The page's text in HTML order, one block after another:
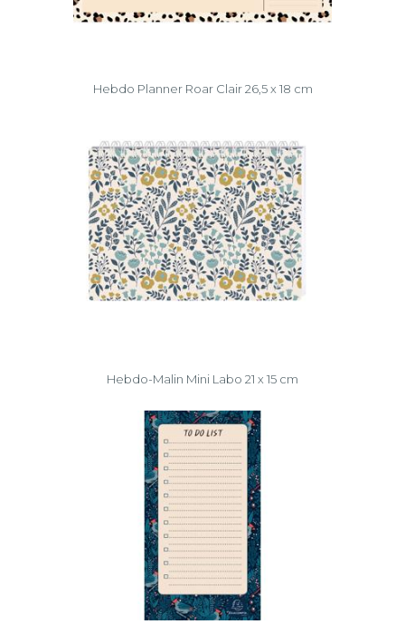
Hebdo Planner Roar Clair 26,5 x 18 cm
Hebdo-Malin Mini Labo 21 x 15 cm